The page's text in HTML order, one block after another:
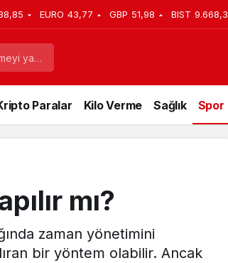
EURO 43,77 GBP 51,98 BIST
Paralar Kilo Verme Sağlık Spor
mı?
zaman yönetimini
bir yöntem olabilir. Ancak